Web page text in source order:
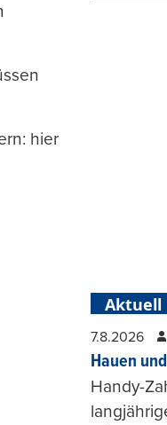
hier
Aktuell
7.8.2026
Hauen
Handy-